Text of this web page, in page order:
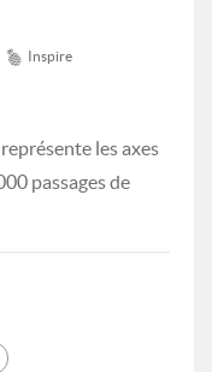
Inspire
les axes
passages de